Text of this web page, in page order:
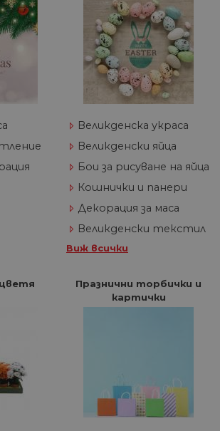
Великденска украса
Великденски яйца
Бои за рисуване на яйца
Кошнички и панери
Декорация за маса
Великденски текстил
Виж всички
Празнични торбички и
картички